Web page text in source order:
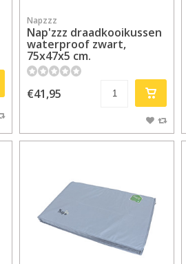
Napzzz
Nap'zzz draadkooikussen
waterproof zwart,
75x47x5 cm.
€41,95